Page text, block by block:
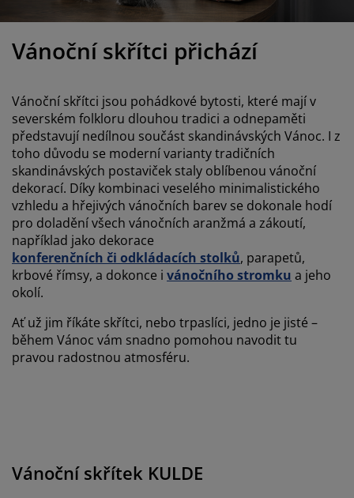
skříněrámy s úložným prostorem
matrace
postele
o nábytek/doplňky
osvětlení
mazlíčky
Vánoční skřítci přichází
Vánoční skřítci jsou pohádkové bytosti, které mají v
severském folkloru dlouhou tradici a odnepaměti
představují nedílnou součást skandinávských Vánoc. I z
toho důvodu se moderní varianty tradičních
skandinávských postaviček staly oblíbenou vánoční
dekorací. Díky kombinaci veselého minimalistického
vzhledu a hřejivých vánočních barev se dokonale hodí
pro doladění všech vánočních aranžmá a zákoutí,
například jako dekorace
konferenčních či odkládacích stolků, parapetů,
krbové římsy, a dokonce i vánočního stromku a jeho
okolí.
Ať už jim říkáte skřítci, nebo trpaslíci, jedno je jisté –
během Vánoc vám snadno pomohou navodit tu
pravou radostnou atmosféru.
Vánoční skřítek KULDE